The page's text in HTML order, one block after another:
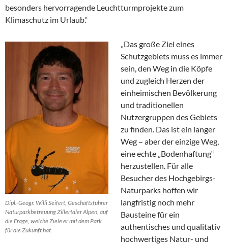
besonders hervorragende Leuchtturmprojekte zum
Klimaschutz im Urlaub.“
Dipl.-Geogr. Willi Seifert, Geschäftsführer
Naturparkbetreuung Zillertaler Alpen, auf
die Frage, welche Ziele er mit dem Park
für die Zukunft hat.
„Das große Ziel eines
Schutzgebiets muss es immer
sein, den Weg in die Köpfe
und zugleich Herzen der
einheimischen Bevölkerung
und traditionellen
Nutzergruppen des Gebiets
zu finden. Das ist ein langer
Weg – aber der einzige Weg,
eine echte „Bodenhaftung“
herzustellen. Für alle
Besucher des Hochgebirgs-
Naturparks hoffen wir
langfristig noch mehr
Bausteine für ein
authentisches und qualitativ
hochwertiges Natur- und